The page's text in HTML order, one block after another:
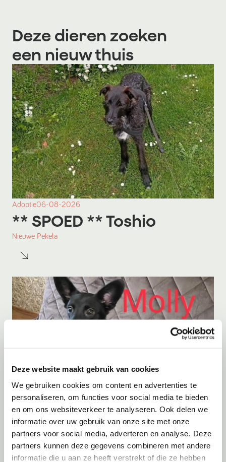
Deze website maakt gebruik van cookies
We gebruiken cookies om content en advertenties te
personaliseren, om functies voor social media te bieden
en om ons websiteverkeer te analyseren. Ook delen we
informatie over uw gebruik van onze site met onze
partners voor social media, adverteren en analyse. Deze
partners kunnen deze gegevens combineren met andere
informatie die u aan ze heeft verstrekt of die ze hebben
Deze dieren zoeken
een nieuw thuis
Adoptie06-08-2026
** SPOED ** Toshio
Nieuwe Pekela
Adoptie 06-08-2026
Molly
Woluwe-Saint-Pierre